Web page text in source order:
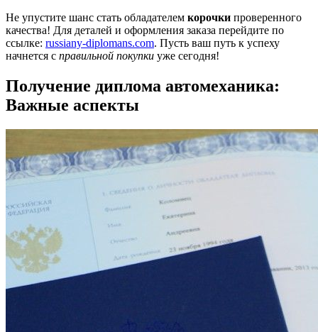
Не упустите шанс стать обладателем корочки проверенного
качества! Для деталей и оформления заказа перейдите по
ссылке: russiany-diplomans.com. Пусть ваш путь к успеху
начнется с правильной покупки уже сегодня!
Получение диплома автомеханика:
Важные аспекты